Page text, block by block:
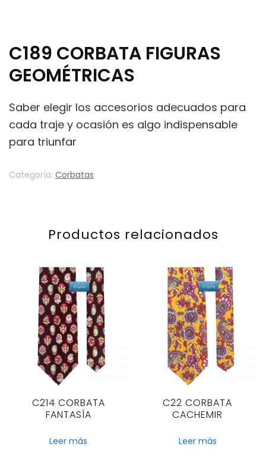
C189 CORBATA FIGURAS
GEOMÉTRICAS
Saber elegir los accesorios adecuados para
cada traje y ocasión es algo indispensable
para triunfar
Categoría: Corbatas
Productos relacionados
C214 CORBATA
FANTASÍA
Leer más
C22 CORBATA
CACHEMIR
Leer más